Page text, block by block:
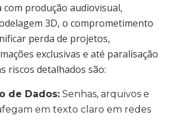
produção audiovisual,
3D, o comprometimento
perda de projetos,
exclusivas e até paralisação
riscos detalhados são:
de Dados: Senhas, arquivos e
em texto claro em redes